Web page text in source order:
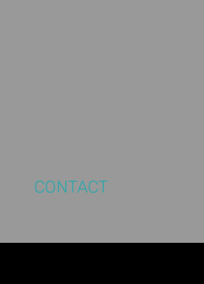
CONTACT